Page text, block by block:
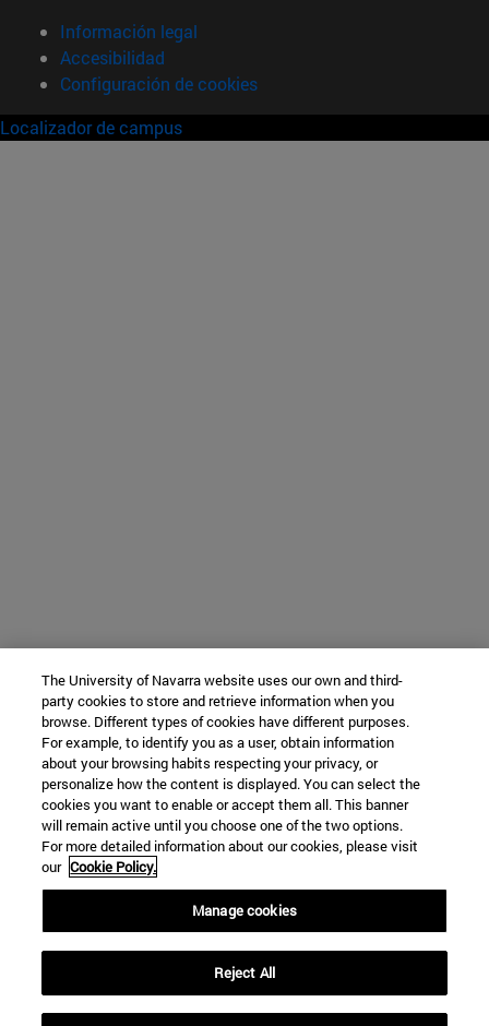
Información legal
Accesibilidad
Configuración de cookies
Localizador de campus
The University of Navarra website uses our own and third-
party cookies to store and retrieve information when you
browse. Different types of cookies have different purposes.
For example, to identify you as a user, obtain information
about your browsing habits respecting your privacy, or
personalize how the content is displayed. You can select the
cookies you want to enable or accept them all. This banner
will remain active until you choose one of the two options.
For more detailed information about our cookies, please visit
our Cookie Policy.
Manage cookies
Reject All